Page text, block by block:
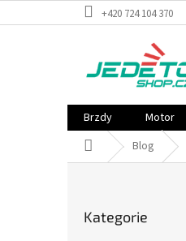
na
+420 724 104 370
Brzdy Motor
Domů Blog
kategorie
Kategorie